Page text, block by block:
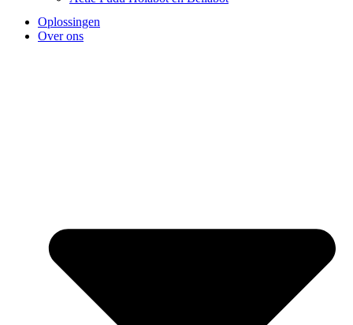
Oplossingen
Over ons